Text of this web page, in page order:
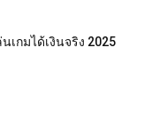
เกมได้เงินจริง 2025